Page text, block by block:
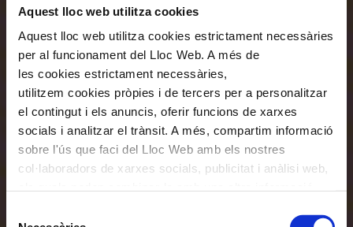
Aquest lloc web utilitza cookies
Aquest lloc web utilitza cookies estrictament necessàries
per al funcionament del Lloc Web. A més de
les cookies estrictament necessàries,
utilitzem cookies pròpies i de tercers per a personalitzar
el contingut i els anuncis, oferir funcions de xarxes
socials i analitzar el trànsit. A més, compartim informació
sobre l'ús que faci del Lloc Web amb els nostres
col·laboradors de xarxes socials, publicitat i anàlisi web,